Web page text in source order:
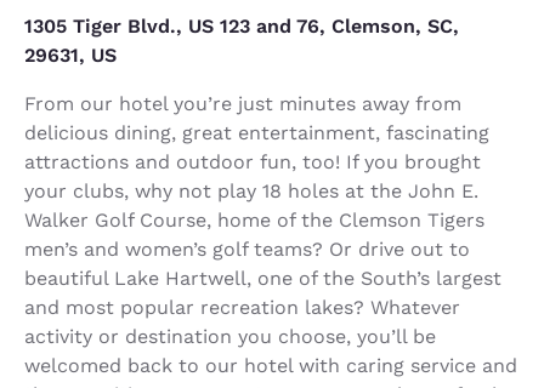
1305 Tiger Blvd., US 123 and 76, Clemson, SC,
29631, US
From our hotel you’re just minutes away from
delicious dining, great entertainment, fascinating
attractions and outdoor fun, too! If you brought
your clubs, why not play 18 holes at the John E.
Walker Golf Course, home of the Clemson Tigers
men’s and women’s golf teams? Or drive out to
beautiful Lake Hartwell, one of the South’s largest
and most popular recreation lakes? Whatever
activity or destination you choose, you’ll be
welcomed back to our hotel with caring service and